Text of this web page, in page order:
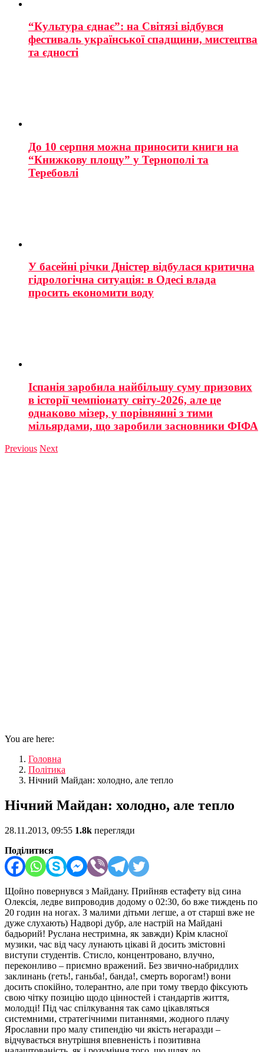
“Культура єднає”: на Світязі відбувся
фестиваль української спадщини, мистецтва
та єдності
До 10 серпня можна приносити книги на
“Книжкову площу” у Тернополі та
Теребовлі
У басейні річки Дністер відбулася критична
гідрологічна ситуація: в Одесі влада
просить економити воду
Іспанія заробила найбільшу суму призових
в історії чемпіонату світу-2026, але це
однаково мізер, у порівнянні з тими
мільярдами, що заробили засновники ФІФА
Previous Next
You are here:
Головна
Політика
Нічний Майдан: холодно, але тепло
Нічний Майдан: холодно, але тепло
28.11.2013, 09:55 1.8k перегляди
Поділитися
Щойно повернувся з Майдану. Прийняв естафету від сина
Олексія, ледве випроводив додому о 02:30, бо вже тиждень по
20 годин на ногах. З малими дітьми легше, а от старші вже не
дуже слухають) Надворі дубр, але настрій на Майдані
бадьорий! Руслана нестримна, як завжди) Крім класної
музики, час від часу лунають цікаві й досить змістовні
виступи студентів. Стисло, концентровано, влучно,
переконливо – приємно вражений. Без звично-набридлих
заклинань (геть!, ганьба!, банда!, смерть ворогам!) вони
досить спокійно, толерантно, але при тому твердо фіксують
свою чітку позицію щодо цінностей і стандартів життя,
молодці! Під час спілкування так само цікавляться
системними, стратегічними питаннями, жодного плачу
Ярославни про малу стипендію чи якість негаразди –
відчувається внутрішня впевненість і позитивна